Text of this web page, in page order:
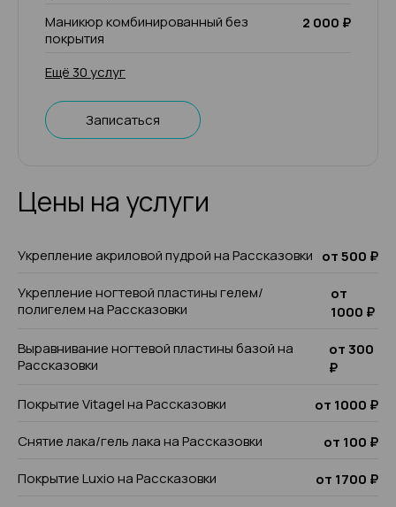
Маникюр комбинированный без
покрытия
2 000 ₽
Ещё 30 услуг
Записаться
Цены на услуги
Укрепление акриловой пудрой на Рассказовки от 500 ₽
Укрепление ногтевой пластины гелем/
полигелем на Рассказовки
от
1000 ₽
Выравнивание ногтевой пластины базой на
Рассказовки
от 300
₽
Покрытие Vitagel на Рассказовки
от 1000 ₽
Снятие лака/гель лака на Рассказовки
от 100 ₽
Покрытие Luxio на Рассказовки
от 1700 ₽